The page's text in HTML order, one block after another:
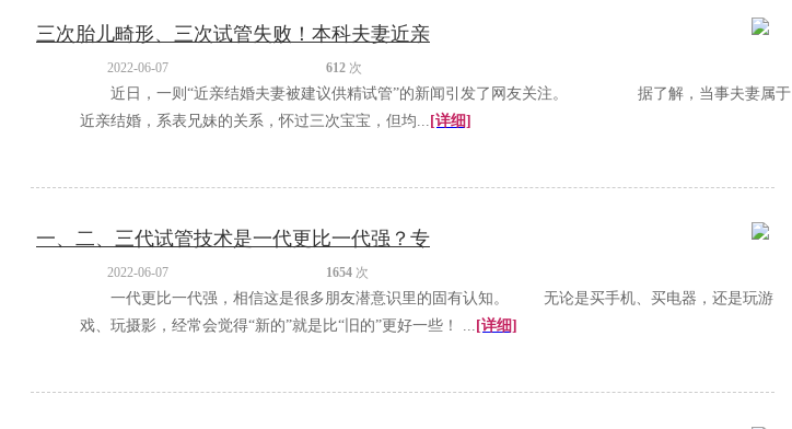
三次胎儿畸形、三次试管失败！本科夫妻近亲
2022-06-07 612 次
近日，一则“近亲结婚夫妻被建议供精试管”的新闻引发了网友关注。 据了解，当事夫妻属于
近亲结婚，系表兄妹的关系，怀过三次宝宝，但均... [详细]
一、二、三代试管技术是一代更比一代强？专
2022-06-07 1654 次
一代更比一代强，相信这是很多朋友潜意识里的固有认知。 无论是买手机、买电器，还是玩游
戏、玩摄影，经常会觉得“新的”就是比“旧的”更好一些！ ... [详细]